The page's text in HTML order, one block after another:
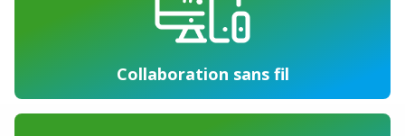
Collaboration sans fil